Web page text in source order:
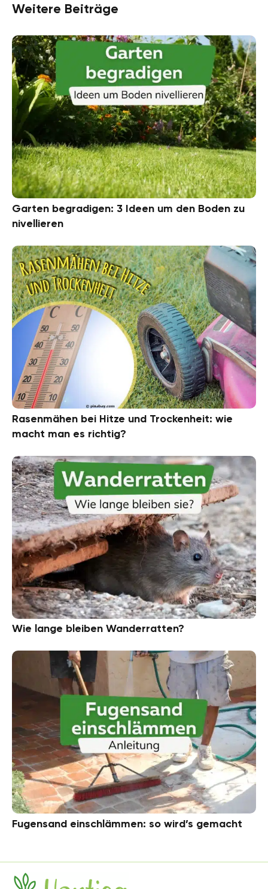
Weitere Beiträge
Garten begradigen: 3 Ideen um den Boden zu
nivellieren
Rasenmähen bei Hitze und Trockenheit: wie
macht man es richtig?
Wie lange bleiben Wanderratten?
Fugensand einschlämmen: so wird’s gemacht